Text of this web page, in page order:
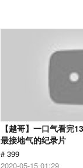
【越哥】一口气看完
最接地气的纪录片
# 399
2020-05-15 01:29